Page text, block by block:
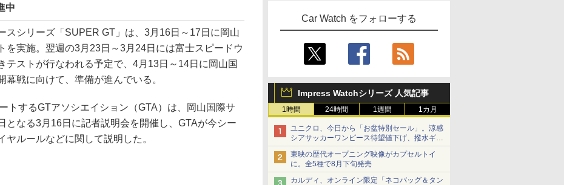
Car Watch をフォローする
Impress Watchシリーズ 人気記事
1時間 24時間 1週間 1カ月
ユニクロ、今日から「お盆特別セール」。涼感
シアサッカーワンピース待望値下げ、撥水ギア
ショーツは1990円に
東映の歴代オープニング映像がカプセルトイ
に。全5種で8月下旬発売
カルディ、オンライン限定「ネコバッグ＆タン
中
シリーズ「SUPER GT」は、3月16日～17日に岡山
を実施。翌週の3月23日～3月24日には富士スピードウ
テストが行なわれる予定で、4月13日～14日に岡山国
幕戦に向けて、準備が進んでいる。
トするGTアソシエイション（GTA）は、岡山国際サ
となる3月16日に記者説明会を開催し、GTAが今シー
ヤルールなどに関して説明した。